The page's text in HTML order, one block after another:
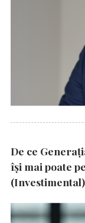
De ce
își mai poate
(Investimental)